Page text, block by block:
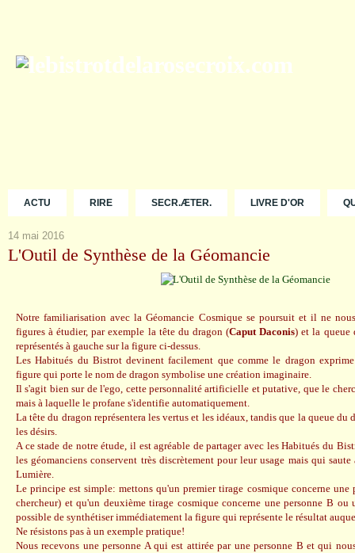
ACTU RIRE SECR.ÆTER. LIVRE D'OR
14 mai 2016
L'Outil de Synthèse de la Géomancie
Notre familiarisation avec la Géomancie Cosmique se poursuit et il ne
figures à étudier, par exemple la tête du dragon (Caput Daconis) et la queue
représentés à gauche sur la figure ci-dessus.
Les Habitués du Bistrot devinent facilement que comme le dragon
figure qui porte le nom de dragon symbolise une création imaginaire.
Il s'agit bien sur de l'ego, cette personnalité artificielle et putative, que le
mais à laquelle le profane s'identifie automatiquement.
La tête du dragon représentera les vertus et les idéaux, tandis que la queue du
les désirs.
A ce stade de notre étude, il est agréable de partager avec les Habitués du
les géomanciens conservent très discrètement pour leur usage mais qui
Lumière.
Le principe est simple: mettons qu'un premier tirage cosmique concerne une
chercheur) et qu'un deuxième tirage cosmique concerne une personne B
possible de synthétiser immédiatement la figure qui représente le résultat
Ne résistons pas à un exemple pratique!
Nous recevons une personne A qui est attirée par une personne B et qui